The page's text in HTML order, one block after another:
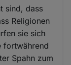
sind, dass
Religionen
sie sich
fortwährend
Spahn zum